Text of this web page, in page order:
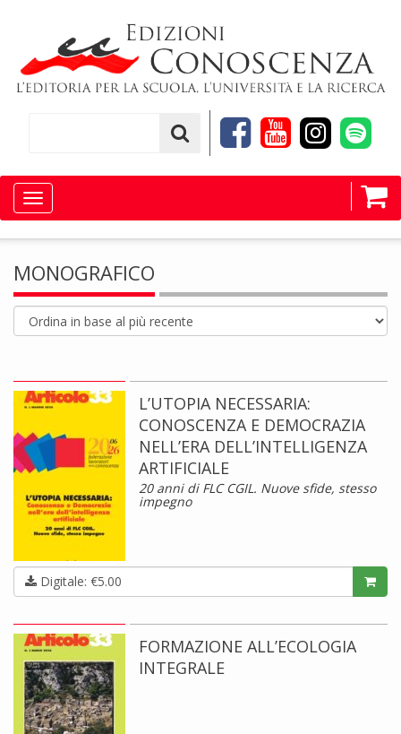
Toggle
navigation
MONOGRAFICO
L’UTOPIA NECESSARIA:
CONOSCENZA E DEMOCRAZIA
NELL’ERA DELL’INTELLIGENZA
ARTIFICIALE
20 anni di FLC CGIL. Nuove sfide, stesso
impegno
Digitale: €5.00
FORMAZIONE ALL’ECOLOGIA
INTEGRALE